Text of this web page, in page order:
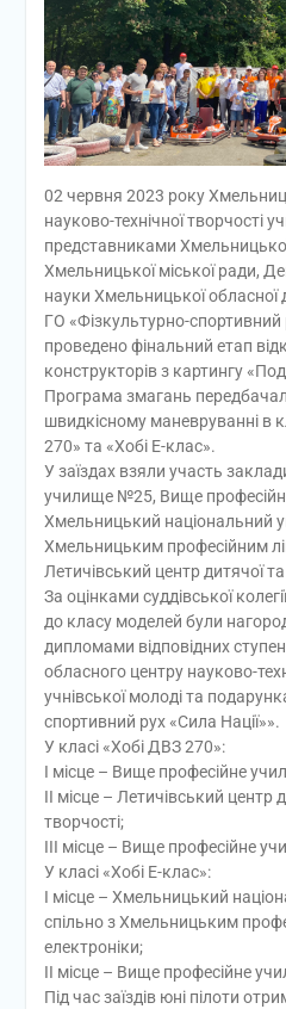
02 червня 2023 року
науково-технічної творчості
представниками
Хмельницької міської ради,
науки Хмельницької обласної
ГО «Фізкультурно-спортивний
проведено фінальний етап
конструкторів з картингу
Програма змагань
швидкісному маневруванні в
270» та «Хобі Е-клас».
У заїздах взяли участь
училище №25, Вище
Хмельницький національний
Хмельницьким професійним
Летичівський центр дитячої
За оцінками суддівської
до класу моделей були
дипломами відповідних
обласного центру науково-
учнівської молоді та
спортивний рух «Сила Нації»».
У класі «Хобі ДВЗ 270»:
І місце – Вище професійне
ІІ місце – Летичівський центр
творчості;
ІІІ місце – Вище професійне
У класі «Хобі Е-клас»:
І місце – Хмельницький
спільно з Хмельницьким
електроніки;
ІІ місце – Вище професійне
Під час заїздів юні пілоти